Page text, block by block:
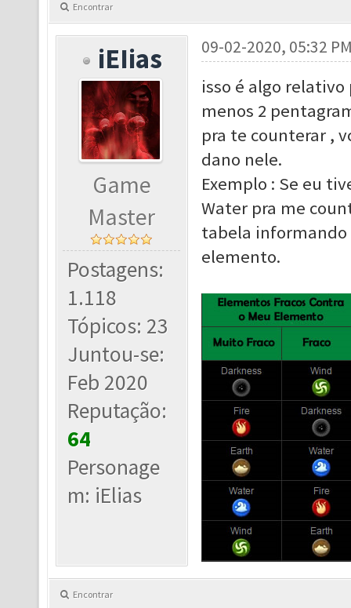
Encontrar
iEIias
Game
Master
Postagens:
1.118
Tópicos: 23
Juntou-se:
Feb 2020
Reputação:
64
Personage
m: iElias
09-02-2020, 05:32
isso é algo
menos 2
pra te counterar ,
dano nele.
Exemplo : Se eu
Water pra me
tabela informando
elemento.
Encontrar